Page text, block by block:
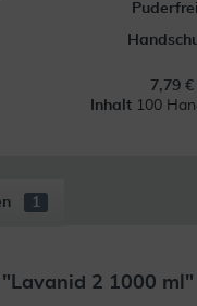
7,79 €
Inhalt 100
1
2 1000 ml"